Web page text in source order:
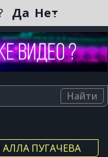
Да Нет
Найти
ПУГАЧЕВА